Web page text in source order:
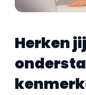
Herken